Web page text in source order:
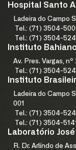
Hospital Santo
Ladeira do Campo
Tel.: (71) 3504-
Tel.: (71) 3504-
Instituto
Av. Pres. Vargas,
Tel.: (71) 3504-
Instituto
Ladeira do Campo
001
Tel.: (71) 3504-
Tel.: (71) 3504-5141
Laboratório
R. Dr. Arlíndo de